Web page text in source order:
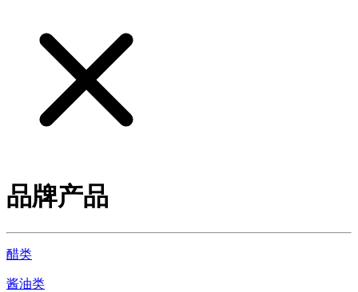
品牌产品
醋类
酱油类